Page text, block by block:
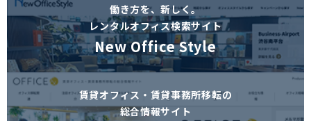
働き方を、新しく。
レンタルオフィス検索サイト
New Office Style
賃貸オフィス・賃貸事務所移転の
総合情報サイト